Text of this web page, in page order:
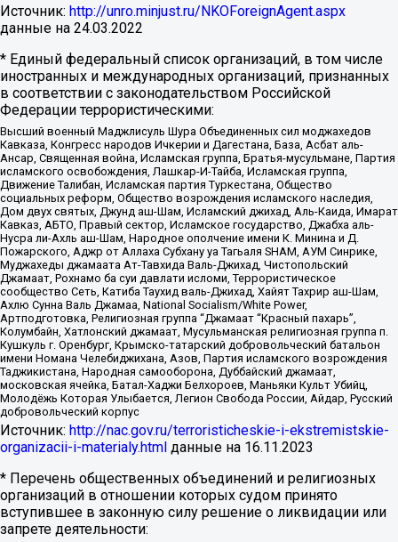
Источник: http://unro.minjust.ru/NKOForeignAgent.aspx
данные на 24.03.2022
* Единый федеральный список организаций, в том числе
иностранных и международных организаций, признанных
в соответствии с законодательством Российской
Федерации террористическими:
Высший военный Маджлисуль Шура Объединенных сил моджахедов
Кавказа, Конгресс народов Ичкерии и Дагестана, База, Асбат аль-
Ансар, Священная война, Исламская группа, Братья-мусульмане, Партия
исламского освобождения, Лашкар-И-Тайба, Исламская группа,
Движение Талибан, Исламская партия Туркестана, Общество
социальных реформ, Общество возрождения исламского наследия,
Дом двух святых, Джунд аш-Шам, Исламский джихад, Аль-Каида, Имарат
Кавказ, АБТО, Правый сектор, Исламское государство, Джабха аль-
Нусра ли-Ахль аш-Шам, Народное ополчение имени К. Минина и Д.
Пожарского, Аджр от Аллаха Субхану уа Тагьаля SHAM, АУМ Синрике,
Муджахеды джамаата Ат-Тавхида Валь-Джихад, Чистопольский
Джамаат, Рохнамо ба суи давлати исломи, Террористическое
сообщество Сеть, Катиба Таухид валь-Джихад, Хайят Тахрир аш-Шам,
Ахлю Сунна Валь Джамаа, National Socialism/White Power,
Артподготовка, Религиозная группа “Джамаат “Красный пахарь”,
Колумбайн, Хатлонский джамаат, Мусульманская религиозная группа п.
Кушкуль г. Оренбург, Крымско-татарский добровольческий батальон
имени Номана Челебиджихана, Азов, Партия исламского возрождения
Таджикистана, Народная самооборона, Дуббайский джамаат,
московская ячейка, Батал-Хаджи Белхороев, Маньяки Культ Убийц,
Молодёжь Которая Улыбается, Легион Свобода России, Айдар, Русский
добровольческий корпус
Источник: http://nac.gov.ru/terroristicheskie-i-ekstremistskie-
organizacii-i-materialy.html данные на 16.11.2023
* Перечень общественных объединений и религиозных
организаций в отношении которых судом принято
вступившее в законную силу решение о ликвидации или
запрете деятельности: